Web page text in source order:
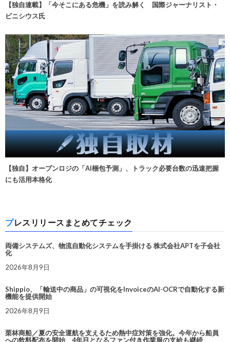
【独自連載】「今そこにある危機」を読み解く 国際ジャーナリスト・
ビニシウス氏
【独自】オープンロジの「AI梱包予測」、トラック必要台数の迅速把握
にも活用本格化
プレスリリースまとめてチェック
両備システムズ、物流自動化システムを手掛ける 株式会社APTを子会社
化
2026年8月9日
Shippio、「輸送中の商品」の可視化をInvoiceのAI-OCRで自動化する新
機能を提供開始
2026年8月9日
栗林商船／夏の安全運航を支えるため熱中症対策を強化。今年から船員
への飲料配布を開始、4年目となるファン付き作業服の支給も継続